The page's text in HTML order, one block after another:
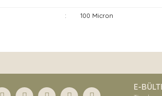
: 100 Micron
E-